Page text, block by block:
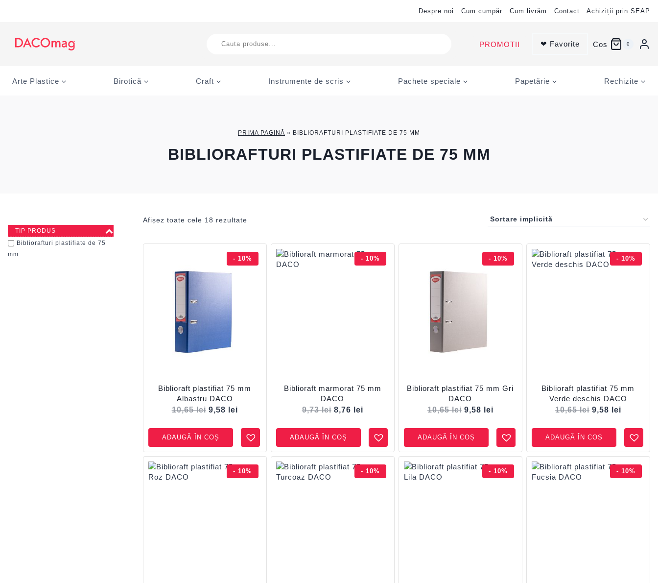
Despre noi Cum cumpăr Cum livrăm Contact Achiziții prin SEAP
search
PROMOTII ❤ Favorite Cos 0
Arte Plastice Birotică Craft Instrumente de scris Pachete speciale Papetărie Rechizite
PRIMA PAGINĂ » BIBLIORAFTURI PLASTIFIATE DE 75 MM
BIBLIORAFTURI PLASTIFIATE DE 75 MM
Afișez toate cele 18 rezultate
- 10%
Biblioraft plastifiat 75 mm
Albastru DACO
10,65lei 9,58 lei
ADAUGĂ ÎN COȘ
- 10%
Biblioraft marmorat 75 mm
DACO
9,73lei 8,76 lei
ADAUGĂ ÎN COȘ
- 10%
Biblioraft plastifiat 75 mm Gri
DACO
10,65lei 9,58 lei
ADAUGĂ ÎN COȘ
- 10%
Biblioraft plastifiat 75 mm
Verde deschis DACO
10,65lei 9,58 lei
ADAUGĂ ÎN COȘ
- 10% - 10% - 10% - 10%
TIP PRODUS
Bibliorafturi plastifiate de 75
mm